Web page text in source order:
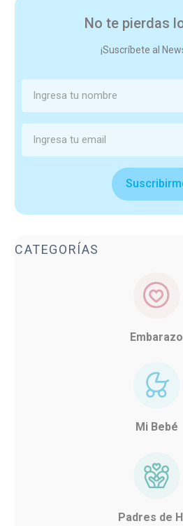
No te pierdas
¡Suscríbete al
CATEGORÍAS
Embarazo
Mi Bebé
Padres de